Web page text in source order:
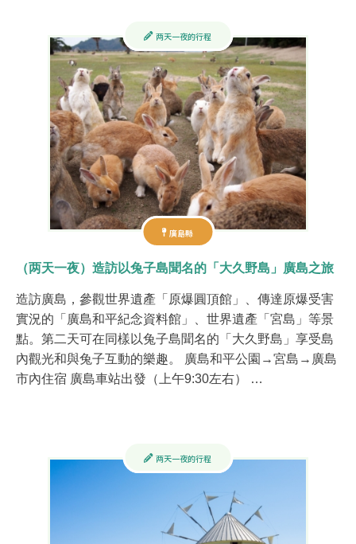
廣島縣
两天一夜的行程
（两天一夜）造訪以兔子島聞名的「大久野島」廣島之旅
造訪廣島，參觀世界遺產「原爆圓頂館」、傳達原爆受害
實況的「廣島和平紀念資料館」、世界遺產「宮島」等景
點。第二天可在同樣以兔子島聞名的「大久野島」享受島
內觀光和與兔子互動的樂趣。 廣島和平公園→宮島→廣島
市內住宿 廣島車站出發（上午9:30左右） …
两天一夜的行程